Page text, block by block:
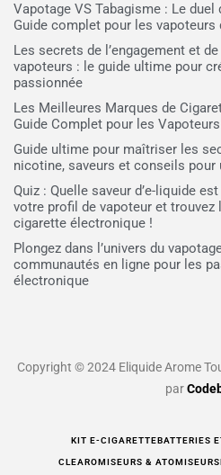
Vapotage VS Tabagisme : Le
Guide complet pour les vapoteurs
Les secrets de l’engagement et
vapoteurs : le guide ultime pour
passionnée
Les Meilleures Marques de
Guide Complet pour les
Guide ultime pour maîtriser les
nicotine, saveurs et conseils pour
Quiz : Quelle saveur d’e-liquide
votre profil de vapoteur et
cigarette électronique !
Plongez dans l’univers du
communautés en ligne pour les
électronique
Copyright © 2024 Eliquide Arome
par
KIT E-CIGARETTEBATTERIES
CLEAROMISEURS & ATOMISEURS